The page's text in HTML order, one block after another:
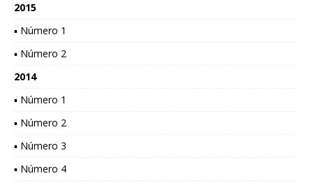
2015
▪ Número 1
▪ Número 2
2014
▪ Número 1
▪ Número 2
▪ Número 3
▪ Número 4